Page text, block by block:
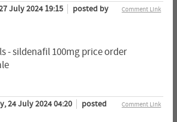
Comment Link
July 2024 19:15
posted by
- sildenafil 100mg price order
Comment Link
24 July 2024 04:20
posted